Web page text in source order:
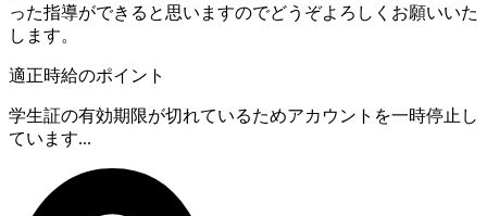
った指導ができると思いますのでどうぞよろしくお願いいた
します。
適正時給のポイント
学生証の有効期限が切れているためアカウントを一時停止し
ています...